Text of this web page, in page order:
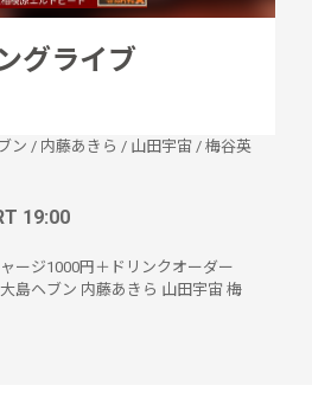
グライブ
ン / 内藤あきら / 山田宇宙 / 梅谷英
19:00
ージ1000円＋ドリンクオーダー
島ヘブン 内藤あきら 山田宇宙 梅